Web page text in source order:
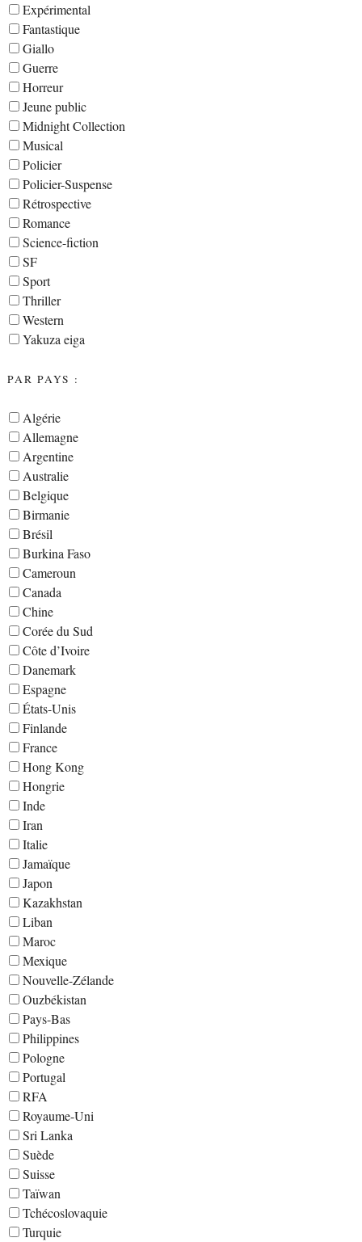
Expérimental
Fantastique
Giallo
Guerre
Horreur
Jeune public
Midnight Collection
Musical
Policier
Policier-Suspense
Rétrospective
Romance
Science-fiction
SF
Sport
Thriller
Western
Yakuza eiga
PAR PAYS :
Algérie
Allemagne
Argentine
Australie
Belgique
Birmanie
Brésil
Burkina Faso
Cameroun
Canada
Chine
Corée du Sud
Côte d’Ivoire
Danemark
Espagne
États-Unis
Finlande
France
Hong Kong
Hongrie
Inde
Iran
Italie
Jamaïque
Japon
Kazakhstan
Liban
Maroc
Mexique
Nouvelle-Zélande
Ouzbékistan
Pays-Bas
Philippines
Pologne
Portugal
RFA
Royaume-Uni
Sri Lanka
Suède
Suisse
Taïwan
Tchécoslovaquie
Turquie